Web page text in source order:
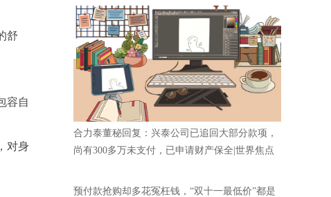
舒
容自
对身
合力泰董秘回复：兴泰公司已追回大部分款项，
尚有300多万未支付，已申请财产保全|世界焦点
预付款抢购却多花冤枉钱，“双十一最低价”都是